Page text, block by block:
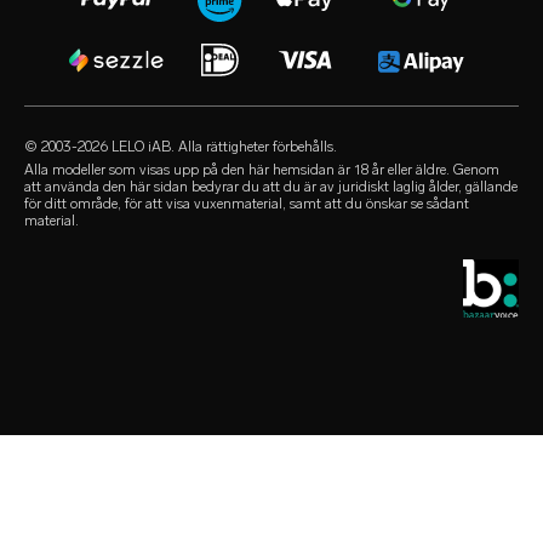
cookie-policy
användningsvillkor
återförsäljare
FAQ - shopping
FAQ - produkt
environmental labels
hör av er
sextillbehör
kondomer
facebook
audio erotica
© 2003-2026 LELO iAB. Alla rättigheter förbehålls.
Alla modeller som visas upp på den här hemsidan är 18 år eller äldre. Genom
att använda den här sidan bedyrar du att du är av juridiskt laglig ålder, gällande
för ditt område, för att visa vuxenmaterial, samt att du önskar se sådant
material.